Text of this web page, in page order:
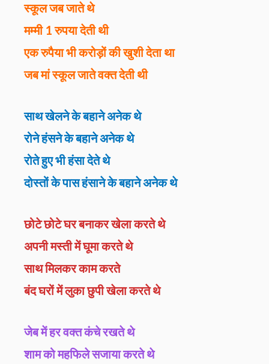
स्कूल जब जाते थे
मम्मी 1 रुपया देती थी
एक रुपैया भी करोड़ों की खुशी देता था
जब मां स्कूल जाते वक्त देती थी
साथ खेलने के बहाने अनेक थे
रोने हंसने के बहाने अनेक थे
रोते हुए भी हंसा देते थे
दोस्तों के पास हंसाने के बहाने अनेक थे
छोटे छोटे घर बनाकर खेला करते थे
अपनी मस्ती में घूमा करते थे
साथ मिलकर काम करते
बंद घरों में लुका छुपी खेला करते थे
जेब में हर वक्त कंचे रखते थे
शाम को महफिले सजाया करते थे